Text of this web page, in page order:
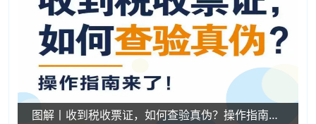
图解丨收到税收票证，如何查验真伪？操作指南来了！